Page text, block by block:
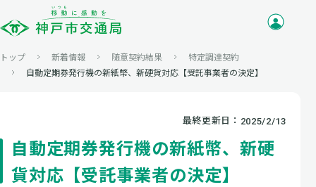
トップ 新着情報 随意契約結果
特定調達契約
自動定期券発行機の新紙幣、新硬貨対応【受託事業者の決定】
最終更新日： 2025/2/13
自動定期券発行機の新紙幣、新硬
貨対応【受託事業者の決定】